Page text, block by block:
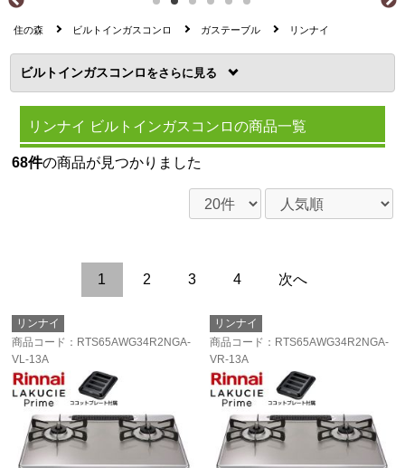
住の森 ビルトインガスコンロ ガステーブル リンナイ
ビルトインガスコンロ を
リンナイ ビルトインガスコンロの商品一覧
68件の商品が見つかりました
1 2 3 4 次へ
リンナイ
商品コード ：RTS65AWG34R2NGA-
VL-13A
リンナイ
商品コード ：RTS65AWG34R2NGA-
VR-13A